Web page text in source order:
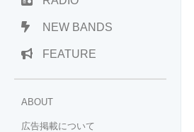
NEW BANDS
FEATURE
ABOUT
広告掲載について